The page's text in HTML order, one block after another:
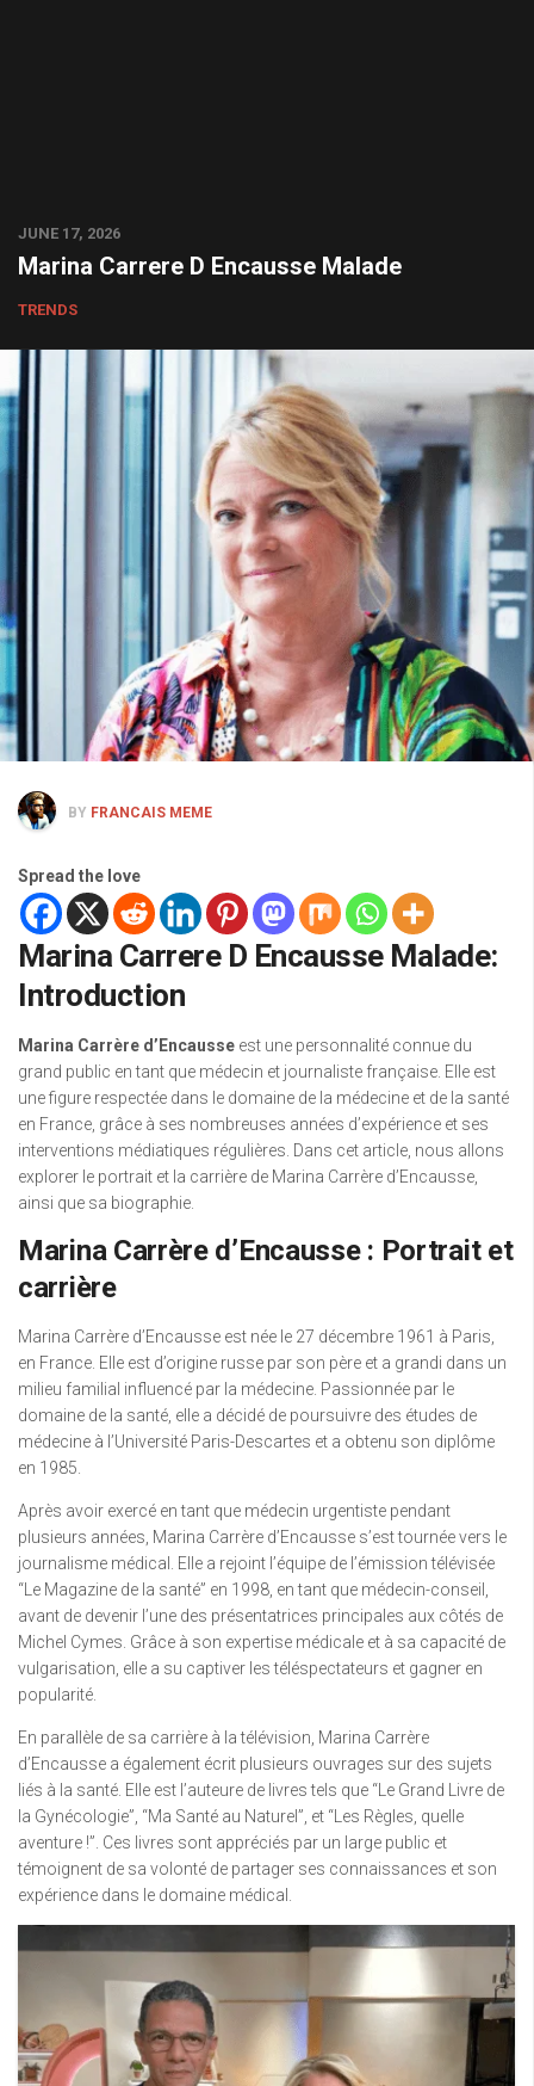
JUNE 17, 2026
Marina Carrere D Encausse Malade
TRENDS
BY FRANCAIS MEME
Spread the love
Marina Carrere D Encausse Malade:
Introduction
Marina Carrère d’Encausse est une personnalité connue du
grand public en tant que médecin et journaliste française. Elle est
une figure respectée dans le domaine de la médecine et de la santé
en France, grâce à ses nombreuses années d’expérience et ses
interventions médiatiques régulières. Dans cet article, nous allons
explorer le portrait et la carrière de Marina Carrère d’Encausse,
ainsi que sa biographie.
Marina Carrère d’Encausse : Portrait et
carrière
Marina Carrère d’Encausse est née le 27 décembre 1961 à Paris,
en France. Elle est d’origine russe par son père et a grandi dans un
milieu familial influencé par la médecine. Passionnée par le
domaine de la santé, elle a décidé de poursuivre des études de
médecine à l’Université Paris-Descartes et a obtenu son diplôme
en 1985.
Après avoir exercé en tant que médecin urgentiste pendant
plusieurs années, Marina Carrère d’Encausse s’est tournée vers le
journalisme médical. Elle a rejoint l’équipe de l’émission télévisée
“Le Magazine de la santé” en 1998, en tant que médecin-conseil,
avant de devenir l’une des présentatrices principales aux côtés de
Michel Cymes. Grâce à son expertise médicale et à sa capacité de
vulgarisation, elle a su captiver les téléspectateurs et gagner en
popularité.
En parallèle de sa carrière à la télévision, Marina Carrère
d’Encausse a également écrit plusieurs ouvrages sur des sujets
liés à la santé. Elle est l’auteure de livres tels que “Le Grand Livre de
la Gynécologie”, “Ma Santé au Naturel”, et “Les Règles, quelle
aventure !”. Ces livres sont appréciés par un large public et
témoignent de sa volonté de partager ses connaissances et son
expérience dans le domaine médical.